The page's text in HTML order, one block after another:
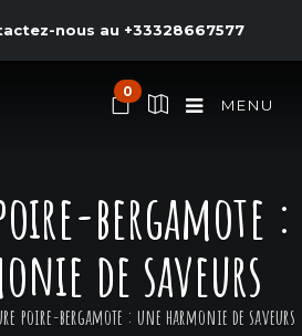
nous au +33328667577
0
MENU
bergamote :
de saveurs
poire-bergamote : une harmonie de saveurs